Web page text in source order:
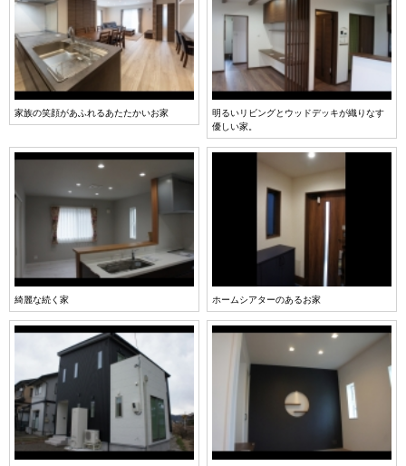
家族の笑顔があふれるあたたかいお家
明るいリビングとウッドデッキが織りなす
優しい家。
綺麗な続く家 ホームシアターのあるお家